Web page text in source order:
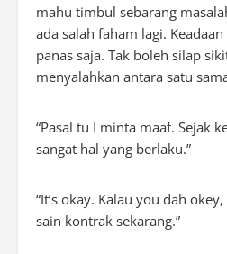
mahu timbul sebarang
ada salah faham lagi.
panas saja. Tak boleh silap
menyalahkan antara satu
“Pasal tu I minta maaf. Sejak
sangat hal yang berlaku.”
“It’s okay. Kalau you dah
sain kontrak sekarang.”